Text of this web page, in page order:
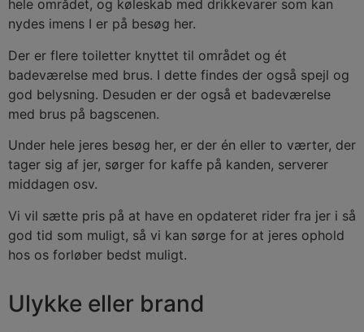
hele området, og køleskab med drikkevarer som kan
nydes imens I er på besøg her.
Der er flere toiletter knyttet til området og ét
badeværelse med brus. I dette findes der også spejl og
god belysning. Desuden er der også et badeværelse
med brus på bagscenen.
Under hele jeres besøg her, er der én eller to værter, der
tager sig af jer, sørger for kaffe på kanden, serverer
middagen osv.
Vi vil sætte pris på at have en opdateret rider fra jer i så
god tid som muligt, så vi kan sørge for at jeres ophold
hos os forløber bedst muligt.
Ulykke eller brand